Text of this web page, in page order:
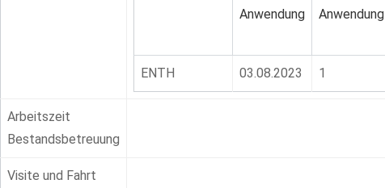
Anwendung
Anwendung
ENTH 03.08.2023 1
Arbeitszeit
Bestandsbetreuung
Visite und Fahrt